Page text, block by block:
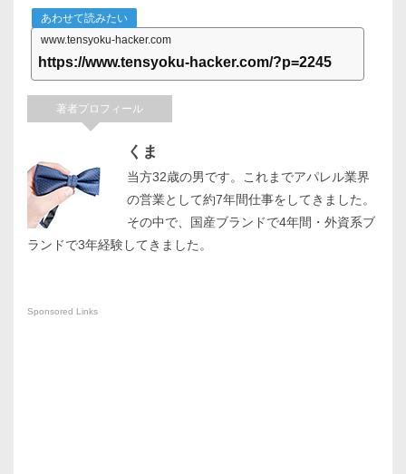
www.tensyoku-hacker.com
あわせて読みたい
https://www.tensyoku-hacker.com/?p=2245
著者プロフィール
くま
当方32歳の男です。これまでアパレル業界
の営業として約7年間仕事をしてきました。
その中で、国産ブランドで4年間・外資系ブ
ランドで3年経験してきました。
Sponsored Links